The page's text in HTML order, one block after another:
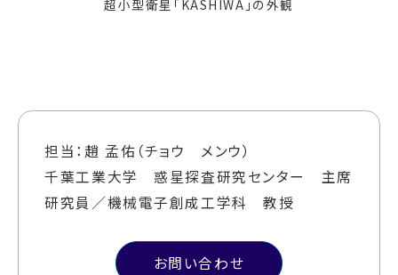
超小型衛星「KASHIWA」の外観
担当：趙 孟佑（チョウ メンウ）
千葉工業大学 惑星探査研究センター 主席
研究員／機械電子創成工学科 教授
お問い合わせ